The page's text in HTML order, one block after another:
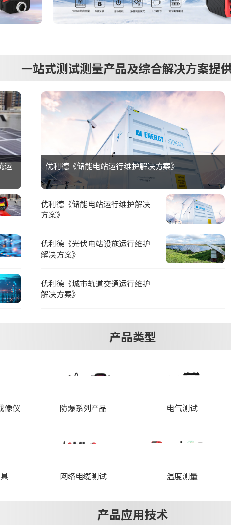
一站式测试测量产品及综合解决方案提
运
优利德《储能电站运行维护解决方案》
优利德《储能电站运行维护解决
方案》
优利德《光伏电站设施运行维护
解决方案》
优利德《城市轨道交通运行维护
解决方案》
产品类型
像仪 防爆系列产品 电气测试
网络电缆测试 温度测量
产品应用技术